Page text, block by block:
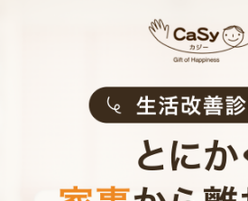
お掃除代行のサービ
ご利用者インタ
Customer Interview